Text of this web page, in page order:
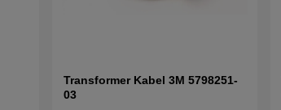
Transformer Kabel 3M 5798251-
03